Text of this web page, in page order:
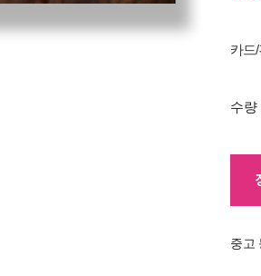
카드
수량
중고